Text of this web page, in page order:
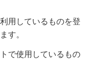
用しているものを登
す。
で使用しているもの